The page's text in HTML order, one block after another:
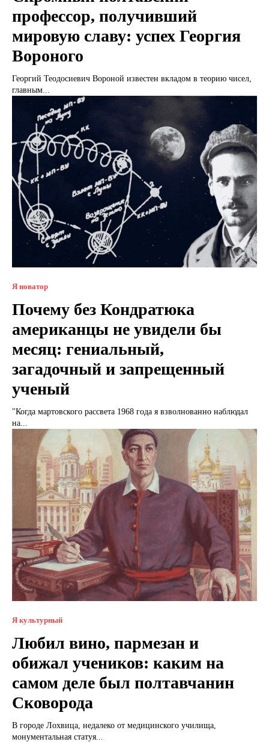
профессор, получивший
мировую славу: успех Георгия
Вороного
Георгий Теодосиевич Вороной известен вкладом в теорию чисел,
главным...
Я новатор
Почему без Кондратюка
американцы не увидели бы
месяц: гениальный,
загадочный и запрещенный
ученый
"Когда мартовского рассвета 1968 года я взволнованно наблюдал
на...
Я культурный
Любил вино, пармезан и
обижал учеников: каким на
самом деле был полтавчанин
Сковорода
В городе Лохвица, недалеко от медицинского училища,
монументальная статуя...